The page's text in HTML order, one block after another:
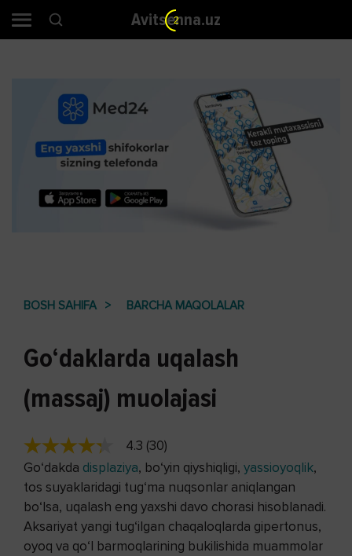
Avitsenna.uz
BOSH SAHIFA BARCHA MAQOLALAR
Go‘daklarda uqalash
(massaj) muolajasi
4.3 (30)
Go‘dakda displaziya, bo‘yin qiyshiqligi, yassioyoqlik,
tos suyaklaridagi tug‘ma nuqsonlar aniqlangan
bo‘lsa, uqalash eng yaxshi davo chorasi hisoblanadi.
Aksariyat yangi tug‘ilgan chaqaloqlarda gipertonus,
oyoq va qo‘l barmoqlarining bukilishida muammolar
2